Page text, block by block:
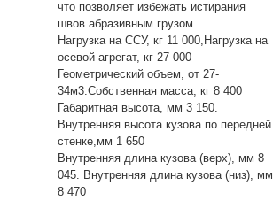
что позволяет избежать истирания
швов абразивным грузом.
Нагрузка на ССУ, кг 11 000,Нагрузка на
осевой агрегат, кг 27 000
Геометрический объем, от 27-
34м3.Собственная масса, кг 8 400
Габаритная высота, мм 3 150.
Внутренняя высота кузова по передней
стенке,мм 1 650
Внутренняя длина кузова (верх), мм 8
045. Внутренняя длина кузова (низ), мм
8 470